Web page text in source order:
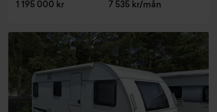
1 195 000 kr 7 535 kr/mån